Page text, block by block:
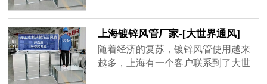
大一点的地方用角钢法兰风管，共板
风管为了不影响到后期使用效果，需
要增强共板风管密封性、抗压强度，
质量好的共板风管不容易坏，不会漏
上海镀锌风管厂家-[大世界通风]
随着经济的复苏，镀锌风管使用越来
越多，上海有一个客户联系到了大世